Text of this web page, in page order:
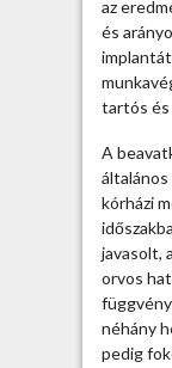
az
és
tartós és
A
kórházi
javasolt,
orvos
néhány
pedig